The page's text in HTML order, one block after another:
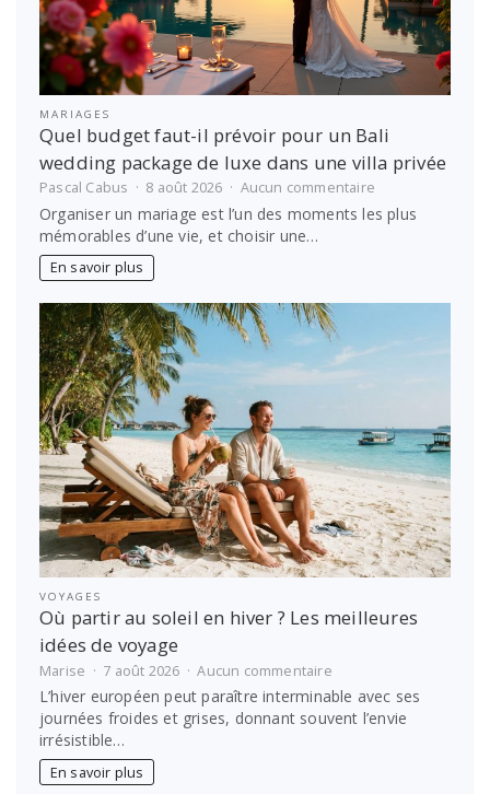
MARIAGES
Quel budget faut-il prévoir pour un Bali
wedding package de luxe dans une villa privée
Pascal Cabus 8 août 2026 Aucun commentaire
Quel
budget
dans
une
villa
privée
Organiser un mariage est l’un des moments les plus
mémorables d’une vie, et choisir une…
En savoir plus
VOYAGES
Où partir au soleil en hiver ? Les meilleures
idées de voyage
Marise 7 août 2026 Aucun commentairesur
Où
partir
au
L’hiver européen peut paraître interminable avec ses
journées froides et grises, donnant souvent l’envie
irrésistible…
En savoir plus